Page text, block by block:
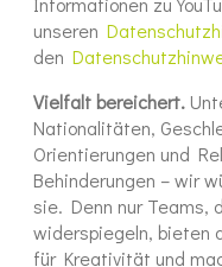
unseren
den
Vielfalt bereichert.
Nationalitäten,
Orientierungen und
Behinderungen – wir
sie. Denn nur Teams,
widerspiegeln, bieten
für Kreativität und